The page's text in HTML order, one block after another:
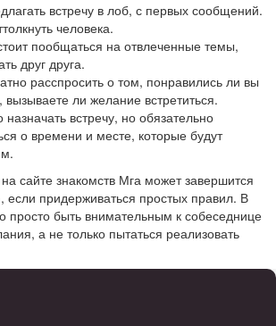
встречу в лоб, с первых сообщений.
человека.
пообщаться на отвлеченные темы,
друг друга.
расспросить о том, понравились ли вы
вызываете ли желание встретиться.
встречу, но обязательно
о времени и месте, которые будут
сайте знакомств Мга может завершится
придерживаться простых правил. В
просто быть внимательным к собеседнице
а не только пытаться реализовать